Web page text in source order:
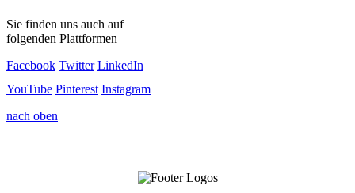
Sie finden uns auch auf
folgenden Plattformen
Facebook Twitter LinkedIn
YouTube Pinterest Instagram
nach oben